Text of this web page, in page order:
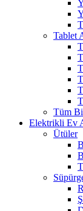
Tablet
Tüm
Elektrikli Ev
Ütüler